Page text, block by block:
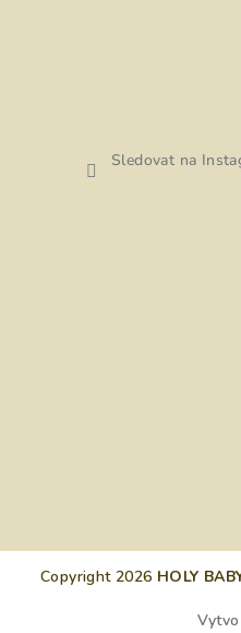
Sledovat na
Copyright 2026 HOLY